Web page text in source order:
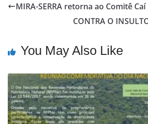
MIRA-SERRA retorna ao Comitê Caí
CONTRA O
You May Also Like